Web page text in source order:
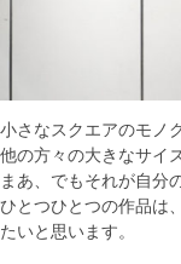
小さなスクエアのモノ
他の方々の大きなサイ
まあ、でもそれが自分
ひとつひとつの作品は
たいと思います。